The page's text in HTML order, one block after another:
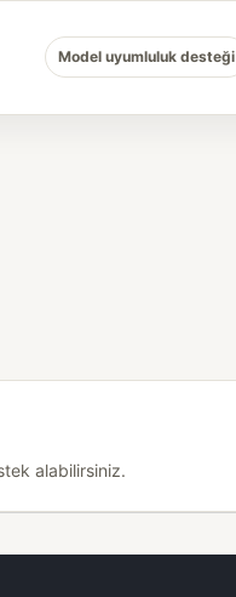
Model uyumluluk desteği
alabilirsiniz.